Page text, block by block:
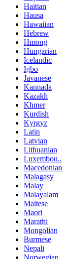
Haitian
Hausa
Hawaiian
Hebrew
Hmong
Hungarian
Icelandic
Igbo
Javanese
Kannada
Kazakh
Khmer
Kurdish
Kyrgyz
Latin
Latvian
Lithuanian
Luxembou..
Macedonian
Malagasy
Malay
Malayalam
Maltese
Maori
Marathi
Mongolian
Burmese
Nepali
Norwegian